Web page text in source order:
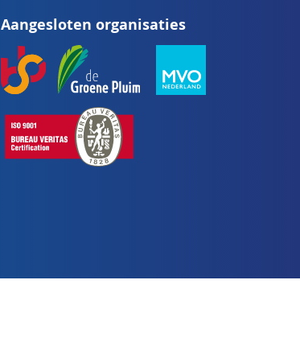
onze
nieuwsbrief
Aangesloten organisaties